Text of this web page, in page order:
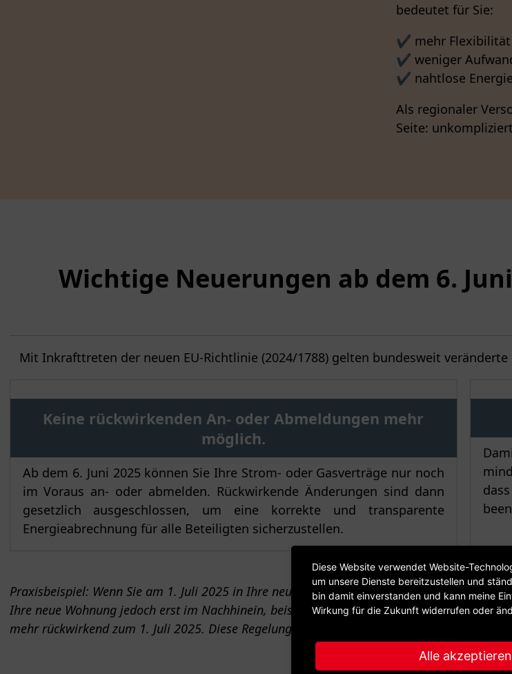
bedeutet für Sie:
✔️ mehr Flexibilität
✔️ weniger
✔️ nahtlose
Als regionaler
Seite:
Wichtige Neuerungen ab dem 6.
Mit Inkrafttreten der neuen EU-Richtlinie (2024/1788) gelten bundesweit
Keine rückwirkenden An- oder Abmeldungen mehr
möglich.
Ab dem 6. Juni 2025 können Sie Ihre Strom- oder Gasverträge nur noch
im Voraus an- oder abmelden. Rückwirkende Änderungen sind dann
gesetzlich ausgeschlossen, um eine korrekte und transparente
Energieabrechnung für alle Beteiligten sicherzustellen.
Praxisbeispiel: Wenn Sie am 1. Juli 2025 in Ihre neue Wohnung ziehen, müssen Sie uns
Ihre neue Wohnung jedoch erst im Nachhinein, beispielsweise am 7. Juli 2025, können
mehr rückwirkend zum 1. Juli 2025. Diese Regelung gilt ebenso für den Auszug aus Ihrer
Diese Website verwendet Website-
um unsere Dienste bereitzustellen und
bin damit einverstanden und kann meine
Wirkung für die Zukunft widerrufen oder
Alle